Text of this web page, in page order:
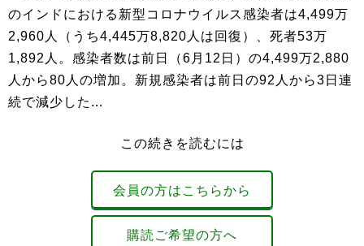
のインドにおける新型コロナウイルス感染者は4,499万
2,960人（うち4,445万8,820人は回復）、死者53万
1,892人。感染者数は前日（6月12日）の4,499万2,880
人から80人の増加。新規感染者は前日の92人から3日連
続で減少した...
この続きを読むには
会員の方はこちらから
購読ご希望の方へ